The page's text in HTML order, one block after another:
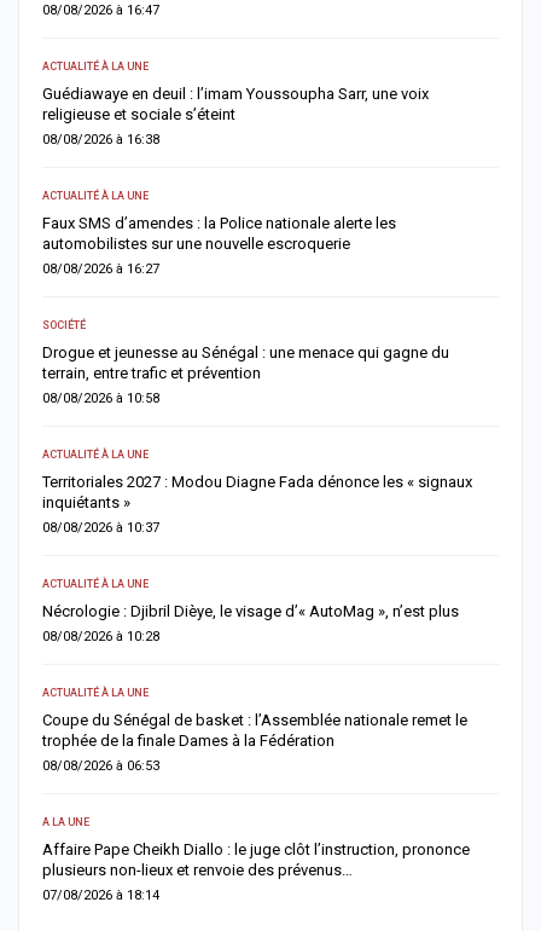
08/08/2026 à 16:47
ACTUALITÉ À LA UNE
Guédiawaye en deuil : l’imam Youssoupha Sarr, une voix
religieuse et sociale s’éteint
08/08/2026 à 16:38
ACTUALITÉ À LA UNE
Faux SMS d’amendes : la Police nationale alerte les
automobilistes sur une nouvelle escroquerie
08/08/2026 à 16:27
SOCIÉTÉ
Drogue et jeunesse au Sénégal : une menace qui gagne du
terrain, entre trafic et prévention
08/08/2026 à 10:58
ACTUALITÉ À LA UNE
Territoriales 2027 : Modou Diagne Fada dénonce les « signaux
inquiétants »
08/08/2026 à 10:37
ACTUALITÉ À LA UNE
Nécrologie : Djibril Dièye, le visage d’« AutoMag », n’est plus
08/08/2026 à 10:28
ACTUALITÉ À LA UNE
Coupe du Sénégal de basket : l’Assemblée nationale remet le
trophée de la finale Dames à la Fédération
08/08/2026 à 06:53
A LA UNE
Affaire Pape Cheikh Diallo : le juge clôt l’instruction, prononce
plusieurs non-lieux et renvoie des prévenus…
07/08/2026 à 18:14